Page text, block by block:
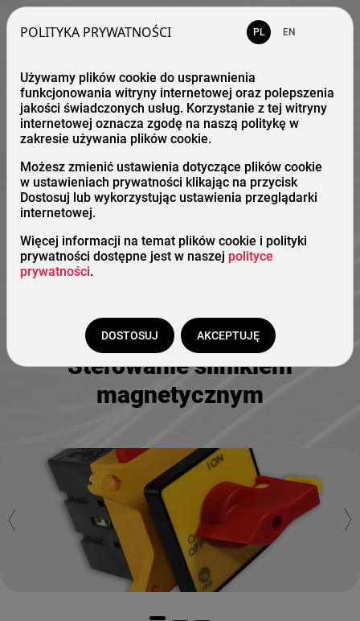
Sterowanie silnikiem
magnetycznym
POLITYKA PRYWATNOŚCI PL EN
Używamy plików cookie do usprawnienia
funkcjonowania witryny internetowej oraz polepszenia
jakości świadczonych usług. Korzystanie z tej witryny
internetowej oznacza zgodę na naszą politykę w
zakresie używania plików cookie.
Możesz zmienić ustawienia dotyczące plików cookie
w ustawieniach prywatności klikając na przycisk
Dostosuj lub wykorzystując ustawienia przeglądarki
internetowej.
Więcej informacji na temat plików cookie i polityki
prywatności dostępne jest w naszej polityce
prywatności.
DOSTOSUJ AKCEPTUJĘ